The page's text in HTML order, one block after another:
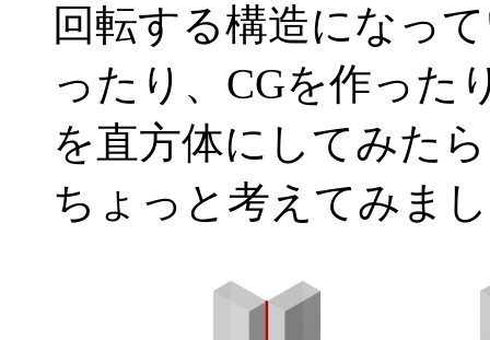
回転する構造になっ
ったり、CGを作った
を直方体にしてみた
ちょっと考えてみま